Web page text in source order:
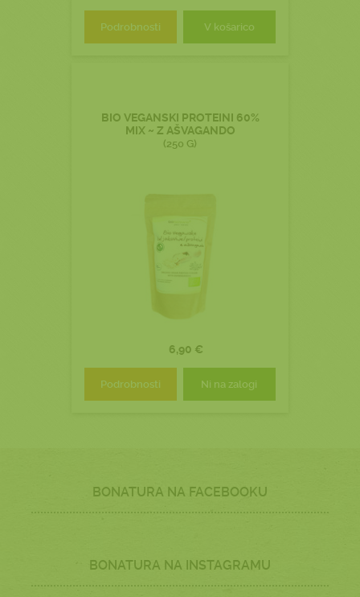
Podrobnosti V košarico
BIO VEGANSKI PROTEINI 60%
MIX ~ Z AŠVAGANDO
(250 G)
6,90 €
Podrobnosti Ni na zalogi
BONATURA NA FACEBOOKU
BONATURA NA INSTAGRAMU